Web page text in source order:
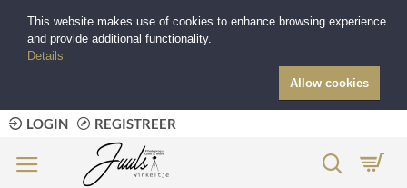
LOGIN REGISTREER
This website makes use of cookies to enhance browsing experience
and provide additional functionality.
Details
Allow cookies